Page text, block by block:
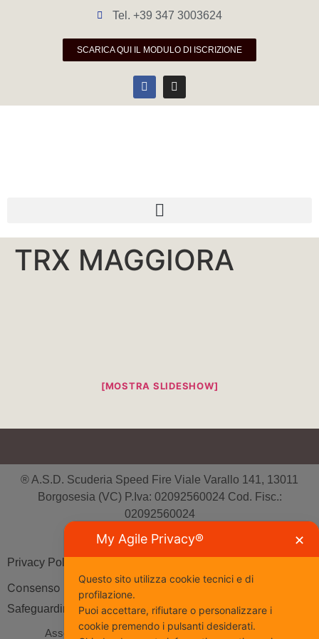
Tel. +39 347 3003624
SCARICA QUI IL MODULO DI ISCRIZIONE
TRX MAGGIORA
[MOSTRA SLIDESHOW]
® A.S.D. Scuderia Speed Fire Viale Varallo 141, 13011
Borgosesia (VC) P.Iva: 02092560024 Cod. Fisc.:
02092560024
Tutti i diritti riservati
Privacy Policy
Consenso
Safeguarding
Associazione Sportiva affiliata al Coniwww.coni.it
My Agile Privacy® ✕
Questo sito utilizza cookie tecnici e di
profilazione.
Puoi accettare, rifiutare o personalizzare i
cookie premendo i pulsanti desiderati.